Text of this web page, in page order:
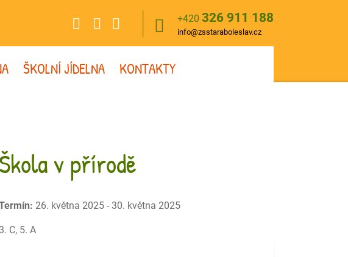
+420 326 911 188
info@zsstaraboleslav.cz
ŠKOLNÍ JÍDELNA KONTAKTY
Škola v přírodě
26. května 2025 - 30. května 2025
3. C, 5. A